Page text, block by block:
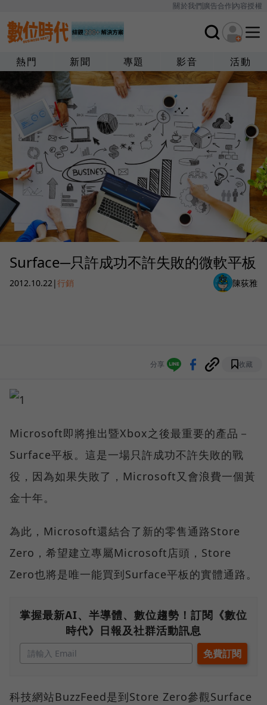
關於我們廣告合作內容授權
熱門 新聞 專題 影音 活動
Surface─只許成功不許失敗的微軟平板
2012.10.22 |行銷 陳荻雅
分享 收藏
Microsoft即將推出暨Xbox之後最重要的產品－
Surface平板。這是一場只許成功不許失敗的戰
役，因為如果失敗了，Microsoft又會浪費一個黃
金十年。
為此，Microsoft還結合了新的零售通路Store
Zero，希望建立專屬Microsoft店頭，Store
Zero也將是唯一能買到Surface平板的實體通路。
掌握最新AI、半導體、數位趨勢！訂閱《數位
時代》日報及社群活動訊息
科技網站BuzzFeed是到Store Zero參觀Surface